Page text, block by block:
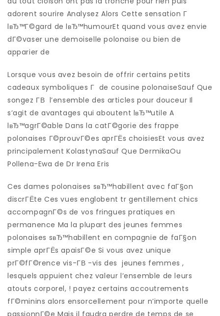
adorent sourire Analysez Alors Cette sensation Г
lвЂ™Г©gard de lвЂ™humourEt quand vous avez envie
dГ©vaser une demoiselle polonaise ou bien de
apparier de
Lorsque vous avez besoin de offrir certains petits
cadeaux symboliques Г de cousine polonaiseSauf Que
songez Г­В l’ensemble des articles pour douceur Il
s’agit de avantages qui aboutent lвЂ™utile A
lвЂ™agrГ©able Dans la catГ©gorie des frappe
polonaises Г©prouvГ©es aprГЁs choisiesEt vous avez
principalement KolastynaSauf Que DermikaOu
Pollena-Ewa de Dr Irena Eris
Ces dames polonaises sвЂ™habillent avec faГ§on
discrГЁte Ces vues englobent tr gentillement chics
accompagnГ©s de vos fringues pratiques en
permanence Ma la plupart des jeunes femmes
polonaises sвЂ™habillent en compagnie de faГ§on
simple aprГЁs apaisГ©e Si vous avez unique
prГ©fГ©rence vis-Г­В -vis des jeunes femmes ,
lesquels appuient chez valeur l’ensemble de leurs
atouts corporel, ! payez certains accoutrements
fГ©minins alors ensorcellement pour n’importe quelle
passionnГ©e Mais il faudra perdre de temps de se